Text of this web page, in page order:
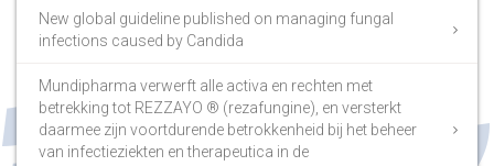
New global guideline published on managing fungal
infections caused by Candida
Mundipharma verwerft alle activa en rechten met
betrekking tot REZZAYO ® (rezafungine), en versterkt
daarmee zijn voortdurende betrokkenheid bij het beheer
van infectieziekten en therapeutica in de